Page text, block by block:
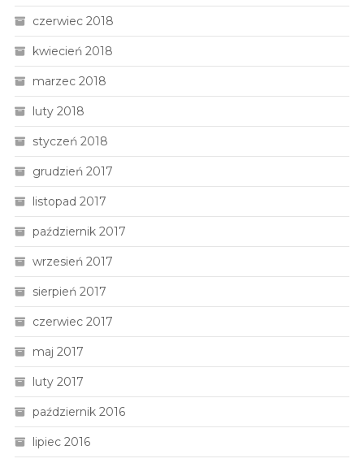
czerwiec 2018
kwiecień 2018
marzec 2018
luty 2018
styczeń 2018
grudzień 2017
listopad 2017
październik 2017
wrzesień 2017
sierpień 2017
czerwiec 2017
maj 2017
luty 2017
październik 2016
lipiec 2016